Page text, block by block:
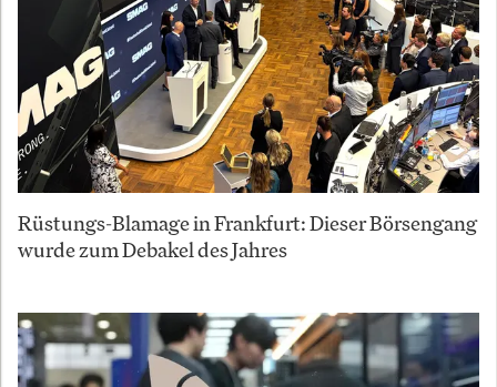
Rüstungs-Blamage in Frankfurt: Dieser Börsengang
wurde zum Debakel des Jahres